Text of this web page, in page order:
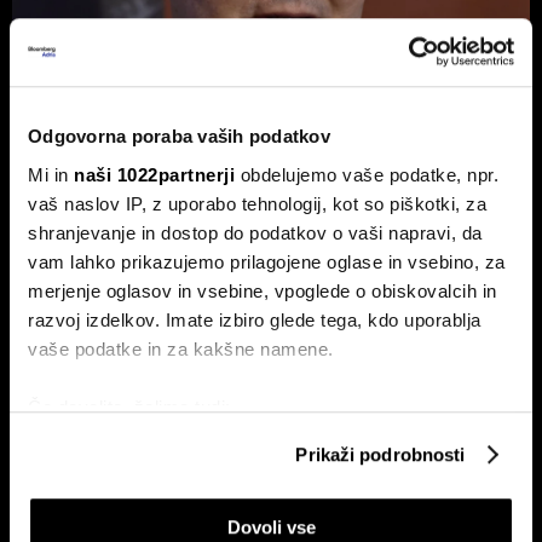
Odgovorna poraba vaših podatkov
Mi in naši 1022partnerji obdelujemo vaše podatke, npr.
vaš naslov IP, z uporabo tehnologij, kot so piškotki, za
shranjevanje in dostop do podatkov o vaši napravi, da
vam lahko prikazujemo prilagojene oglase in vsebino, za
merjenje oglasov in vsebine, vpoglede o obiskovalcih in
razvoj izdelkov. Imate izbiro glede tega, kdo uporablja
vaše podatke in za kakšne namene.
Če dovolite, želimo tudi:
Zbirati informacije o vaši geografski lokaciji, ki so
Identificirati napravo z aktivnim preverjanjem
lastnosti (odčitavanje prstnih odtisov)
Prikaži podrobnosti
Dovoli vse
Ambrožič: Gre za največji športni
dogodek v zgodovini vseh športov
Svetovno prvenstvo v nogometu čez lužo je podrlo rekorde
v gledanosti in obiskanosti.